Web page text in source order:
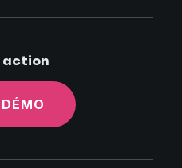
action